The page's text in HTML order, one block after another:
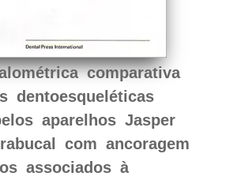
comparativa
dentoesqueléticas
aparelhos Jasper
com ancoragem
associados à